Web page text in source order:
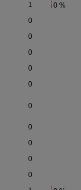
1 0 %
0
0
0
0
0
0
0
0
0
0